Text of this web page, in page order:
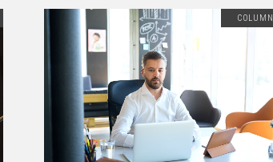
COLUMN